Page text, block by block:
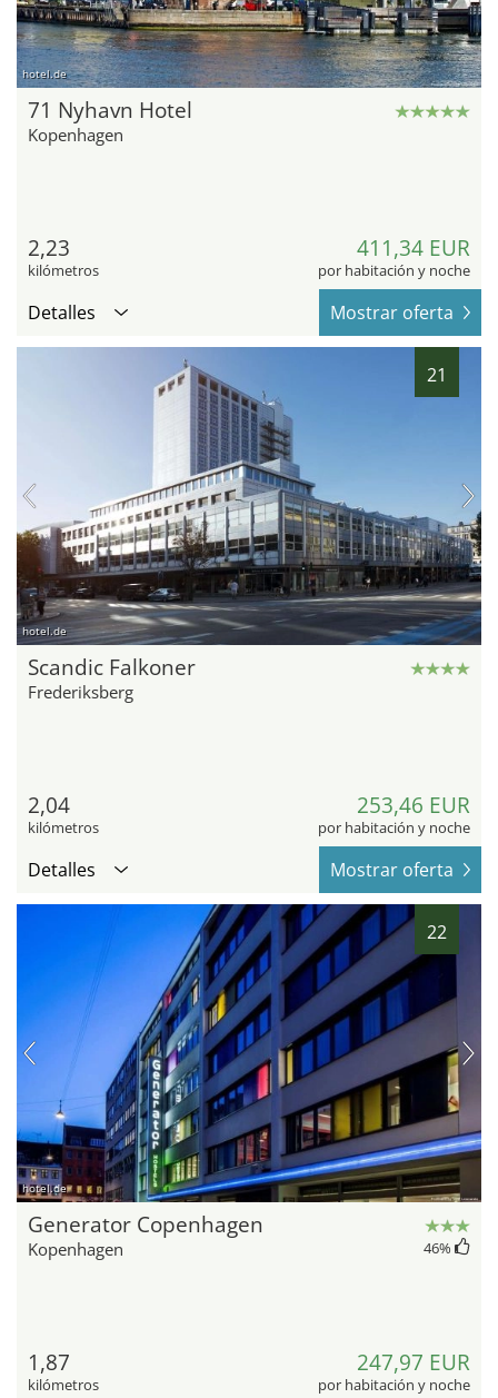
hotel.de
71 Nyhavn Hotel
Kopenhagen
2,23
kilómetros
411,34 EUR
por habitación y noche
Detalles Mostrar oferta
21
hotel.de
Scandic Falkoner
Frederiksberg
2,04
kilómetros
253,46 EUR
por habitación y noche
Detalles Mostrar oferta
22
hotel.de
Generator Copenhagen
Kopenhagen 46%
1,87
kilómetros
247,97 EUR
por habitación y noche